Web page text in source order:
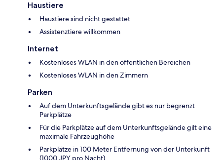
Haustiere
Haustiere sind nicht gestattet
Assistenztiere willkommen
Internet
Kostenloses WLAN in den öffentlichen Bereichen
Kostenloses WLAN in den Zimmern
Parken
Auf dem Unterkunftsgelände gibt es nur begrenzt
Parkplätze
Für die Parkplätze auf dem Unterkunftsgelände gilt eine
maximale Fahrzeughöhe
Parkplätze in 100 Meter Entfernung von der Unterkunft
(1000 JPY pro Nacht)